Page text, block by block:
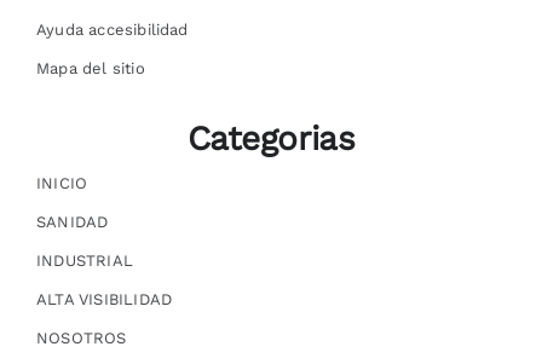
Ayuda accesibilidad
Mapa del sitio
Categorias
INICIO
SANIDAD
INDUSTRIAL
ALTA VISIBILIDAD
NOSOTROS